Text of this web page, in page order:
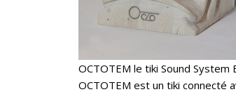
OCTOTEM le tiki Sound System
OCTOTEM est un tiki connecté